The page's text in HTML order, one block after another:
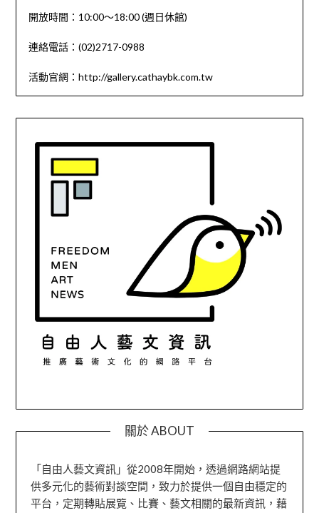
開放時間：10:00～18:00 (週日休館)
連絡電話：(02)2717-0988
活動官網：http://gallery.cathaybk.com.tw
關於 ABOUT
「自由人藝文資訊」從2008年開始，透過網路網站提
供多元化的藝術對談空間，致力於提供一個自由穩定的
平台，定期轉貼展覽、比賽、藝文相關的最新資訊，藉